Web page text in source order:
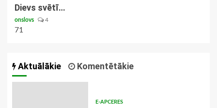
Dievs svētī…
onslovs 4
71
Aktuālākie Komentētākie
E-APCERES